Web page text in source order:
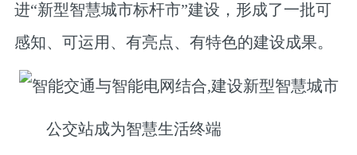
进“新型智慧城市标杆市”建设，形成了一批可
感知、可运用、有亮点、有特色的建设成果。
公交站成为智慧生活终端